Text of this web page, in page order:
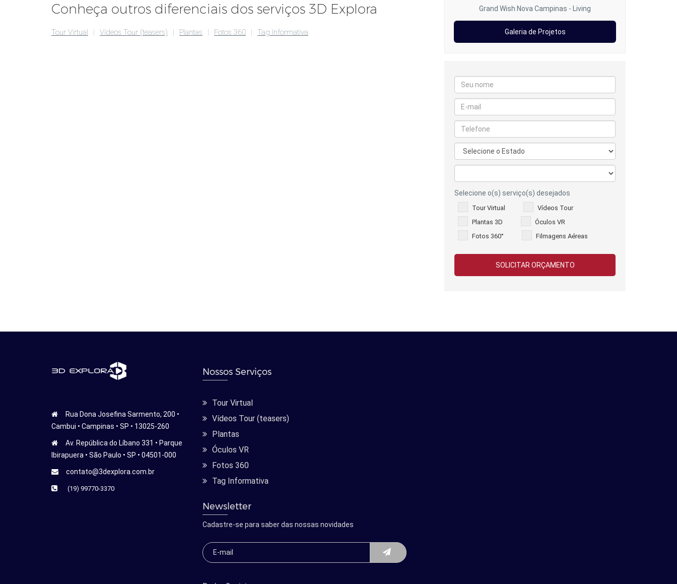
Conheça outros diferenciais dos serviços 3D Explora
Tour Virtual Vídeos Tour (teasers) Plantas Fotos 360 Tag Informativa
Grand Wish Nova Campinas - Living
Galeria de Projetos
Selecione o(s) serviço(s) desejados
Tour Virtual
Vídeos Tour
Plantas 3D
Óculos VR
Fotos 360°
Filmagens Aéreas
SOLICITAR ORÇAMENTO
Rua Dona Josefina Sarmento, 200 •
Cambui • Campinas • SP • 13025-260
Av. República do Líbano 331 • Parque
Ibirapuera • São Paulo • SP • 04501-000
contato@3dexplora.com.br
(19) 99770-3370
Nossos Serviços
Tour Virtual
Vídeos Tour (teasers)
Plantas
Óculos VR
Fotos 360
Tag Informativa
Newsletter
Cadastre-se para saber das nossas novidades